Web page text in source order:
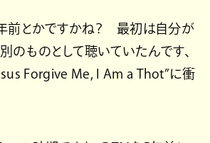
前とかですかね？ 最初は自分が
のものとして聴いていたんです、
Forgive Me, I Am a Thot”に衝